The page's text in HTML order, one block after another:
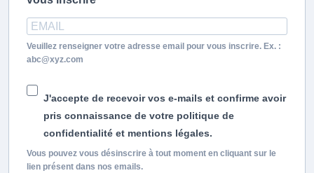
Veuillez renseigner votre adresse email pour vous inscrire. Ex. :
abc@xyz.com
J'accepte de recevoir vos e-mails et confirme avoir
pris connaissance de votre politique de
confidentialité et mentions légales.
Vous pouvez vous désinscrire à tout moment en cliquant sur le
lien présent dans nos emails.